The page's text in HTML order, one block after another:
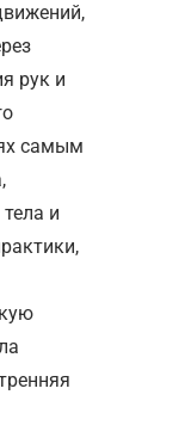
рук и
самым
и